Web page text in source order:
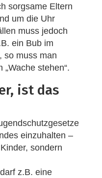
sorgsame Eltern
um die Uhr
muss jedoch
ein Bub im
so muss man
stehen“.
ist das
einzuhalten –
sondern
z.B. eine